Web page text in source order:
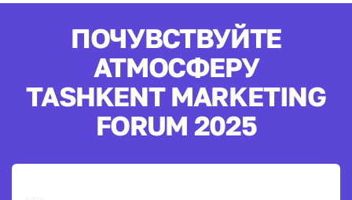
ПОЧУВСТВУЙТЕ
АТМОСФЕРУ
TASHKENT MARKETING
FORUM 2025